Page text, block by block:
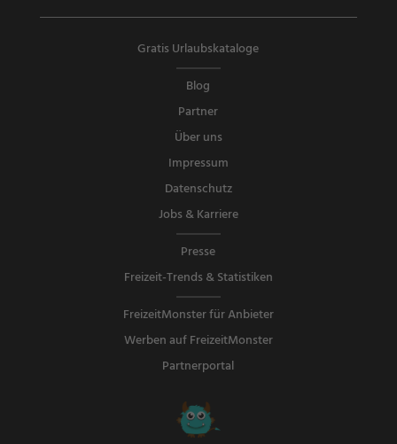
Gratis Urlaubskataloge
Blog
Partner
Über uns
Impressum
Datenschutz
Jobs & Karriere
Presse
Freizeit-Trends & Statistiken
FreizeitMonster für Anbieter
Werben auf FreizeitMonster
Partnerportal